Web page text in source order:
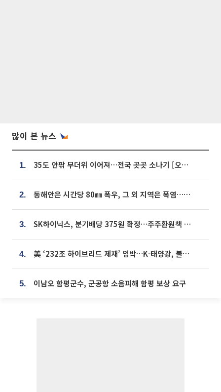
많이 본 뉴스
1. 35도 안팎 무더위 이어져…전국 곳곳 소나기 [오늘 날씨]
2. 동해안은 시간당 80㎜ 폭우, 그 외 지역은 폭염…‘극과 극 날씨’
3. SK하이닉스, 분기배당 375원 확정…주주환원책 9월로 앞당겨 발표
4. 美 ‘232조 하이브리드 제재’ 임박…K-태양광, 불확실성 털고 날개 다나
5. 이남오 함평군수, 군공항 소음피해 함평 보상 요구